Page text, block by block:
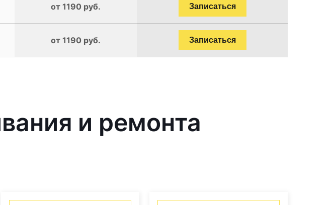
от 1190 руб. Записаться
от 1190 руб. Записаться
и ремонта